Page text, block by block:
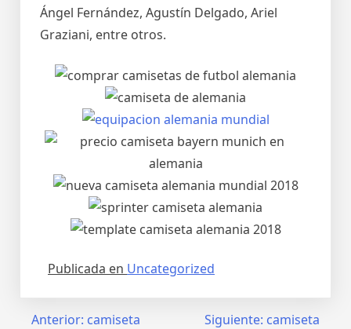
Ángel Fernández, Agustín Delgado, Ariel
Graziani, entre otros.
Publicada en Uncategorized
Navegación
Anterior: camiseta
Siguiente: camiseta